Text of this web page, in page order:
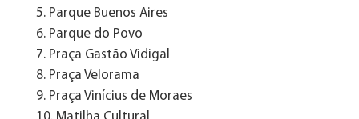
Parque Buenos Aires
Parque do Povo
Praça Gastão Vidigal
Praça Velorama
Praça Vinícius de Moraes